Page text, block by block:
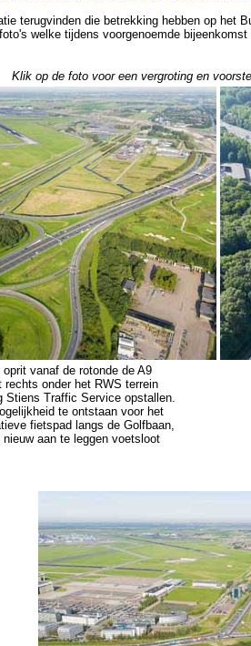
terugvinden die betrekking hebben op het
welke tijdens voorgenoemde
Klik op de foto voor een vergroting en
vanaf de rotonde de A9
rechts onder het RWS terrein
Stiens Traffic Service opstallen.
te ontstaan voor het
fietspad langs de Golfbaan,
nieuw aan te leggen voetsloot